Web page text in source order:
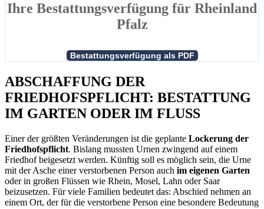
Ihre Bestattungsverfügung für Rheinland
Pfalz
ABSCHAFFUNG DER
FRIEDHOFSPFLICHT: BESTATTUNG
IM GARTEN ODER IM FLUSS
Einer der größten Veränderungen ist die geplante Lockerung der
Friedhofspflicht. Bislang mussten Urnen zwingend auf einem
Friedhof beigesetzt werden. Künftig soll es möglich sein, die Urne
mit der Asche einer verstorbenen Person auch im eigenen Garten
oder in großen Flüssen wie Rhein, Mosel, Lahn oder Saar
beizusetzen. Für viele Familien bedeutet das: Abschied nehmen an
einem Ort, der für die verstorbene Person eine besondere Bedeutung